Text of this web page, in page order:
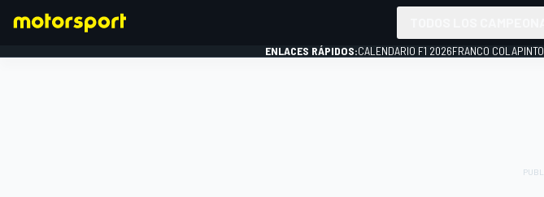
ENLACES RÁPIDOS:CALENDARIO F1 2026FRANCO COLAPINTO